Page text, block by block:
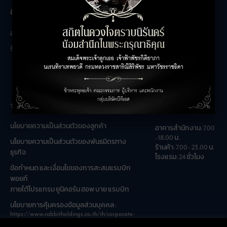
ติดต่อสอบถาม
อาคารสำนักงาน
ร้านค้า
เกี่ยวกับเรา
ติดต่อเรา
ร่วมงานกับเรา
The Unicorn
นโยบายความเป็นส่วนตัวของลูกค้า
นโยบายความเป็นส่วนตัวของพันธมิตรทาง
ธุรกิจ
ข้อกำหนด และเงื่อนไขของการสะสมแรบบิท
พอยท์
ภายใต้โปรแกรม ยูนิคอร์น ฮอพ บาย แรบบิท
นโยบายการคุ้มครองข้อมูลส่วนบุคคล :
https://www.rabbitholdings.co.th/th/corporate-
เวลาเปิดทำการ
อาคารสำนักงาน: 7.00
- 18.00 น.
ร้านค้า: 7.00 - 23.00 น.
โรงแรม: 24 ชั่วโมง